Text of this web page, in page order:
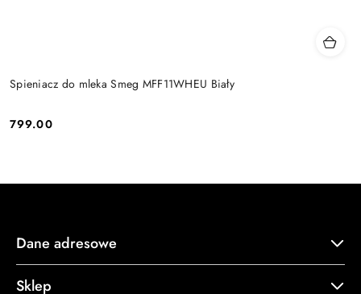
Spieniacz do mleka Smeg MFF11WHEU Biały
Cena:
799.00
Dane adresowe
Sklep